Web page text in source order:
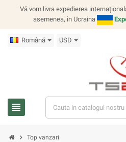
Vă vom livra expedierea
asemenea, în Ucraina
Română USD
view_headline
chevron_right Top vanzari